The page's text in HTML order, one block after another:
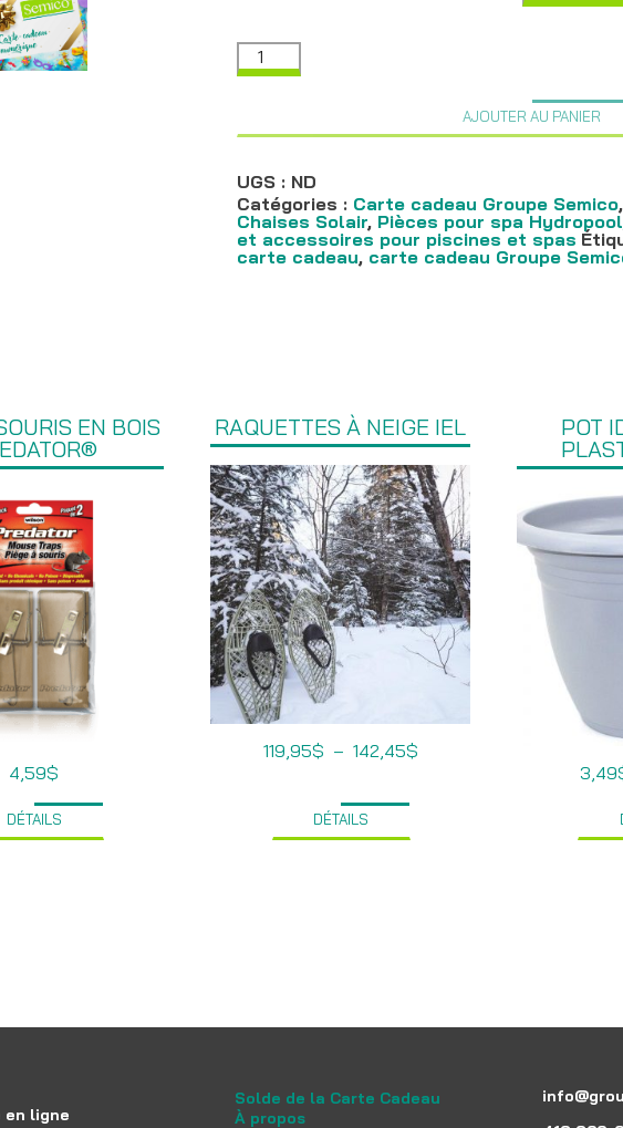
quantité
de
AJOUTER AU PANIER
UGS : ND
Catégories : Carte cadeau Groupe Semico,
Chaises Solair, Pièces pour spa Hydropool
et accessoires pour piscines et spas
carte cadeau, carte cadeau Groupe
EN BOIS
4,59$
DÉTAILS
RAQUETTES À NEIGE IEL
119,95$ – 142,45$Plage
DÉTAILS
POT
3,49
en ligne
Solde de la Carte Cadeau
À propos